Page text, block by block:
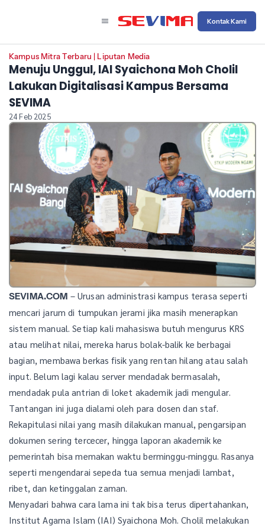
Kontak Kami
Kampus Mitra Terbaru | Liputan Media
Menuju Unggul, IAI Syaichona Moh Cholil
Lakukan Digitalisasi Kampus Bersama
SEVIMA
24 Feb 2025
SEVIMA.COM – Urusan administrasi kampus terasa seperti
mencari jarum di tumpukan jerami jika masih menerapkan
sistem manual. Setiap kali mahasiswa butuh mengurus KRS
atau melihat nilai, mereka harus bolak-balik ke berbagai
bagian, membawa berkas fisik yang rentan hilang atau salah
input. Belum lagi kalau server mendadak bermasalah,
mendadak pula antrian di loket akademik jadi mengular.
Tantangan ini juga dialami oleh para dosen dan staf.
Rekapitulasi nilai yang masih dilakukan manual, pengarsipan
dokumen sering tercecer, hingga laporan akademik ke
pemerintah bisa memakan waktu berminggu-minggu. Rasanya
seperti mengendarai sepeda tua semua menjadi lambat,
ribet, dan ketinggalan zaman.
Menyadari bahwa cara lama ini tak bisa terus dipertahankan,
Institut Agama Islam (IAI) Syaichona Moh. Cholil melakukan